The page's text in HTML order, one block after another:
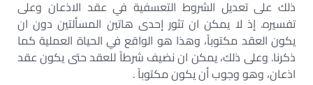
ذلك على تعديل الشروط التعسفية في عقد الاذعان وعلى
تفسيره. إذ لا يمكن ان تثور إحدى هاتين المسألتين دون ان
يكون العقد مكتوباً، وهذا هو الواقع في الحياة العملية كما
ذكرنا. وعلى ذلك، يمكن ان نضيف شرطاً للعقد حتى يكون عقد
اذعان، وهو وجوب أن يكون مكتوباً .